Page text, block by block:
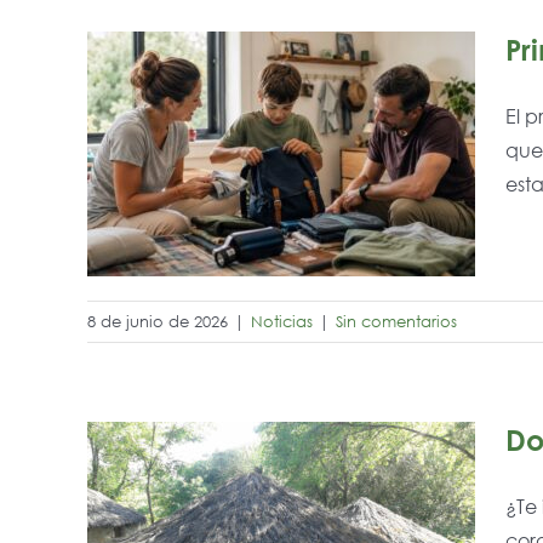
El
8 de junio de 2026 | Noticias | Sin comentarios